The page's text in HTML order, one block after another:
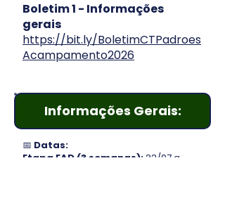
Boletim 1 - Informações
gerais
https://bit.ly/BoletimCTPadroes
Acampamento2026
Informações Gerais:
📅 Datas:
Etapa EAD (3 semanas): 22/07 a